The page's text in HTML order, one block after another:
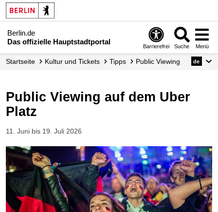
Berlin.de
Das offizielle Hauptstadtportal
Barrierefrei Suche Menü
Startseite Kultur und Tickets Tipps Public Viewing de
Public Viewing auf dem Uber
Platz
11. Juni bis 19. Juli 2026